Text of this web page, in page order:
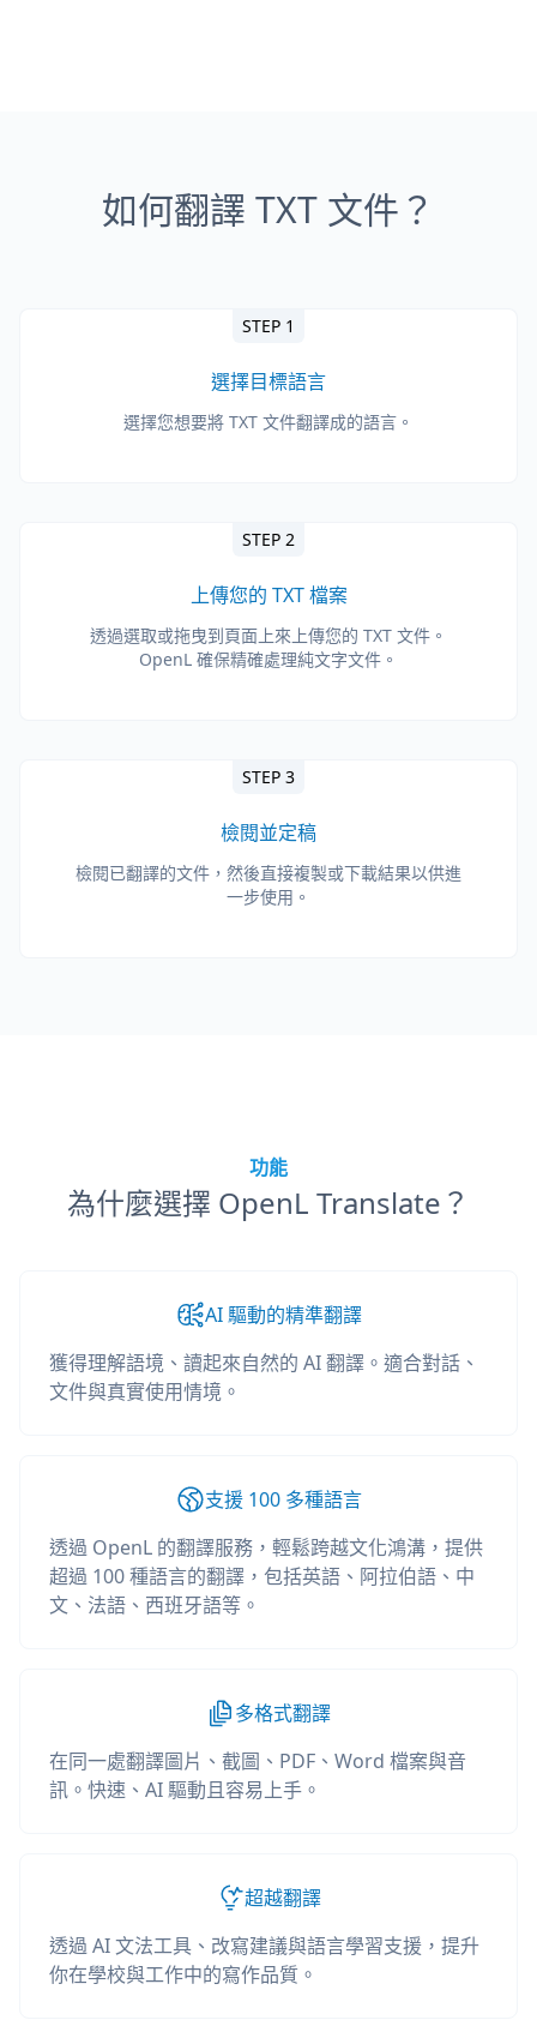
如何翻譯 TXT 文件？
STEP 1
選擇目標語言
選擇您想要將 TXT 文件翻譯成的語言。
STEP 2
上傳您的 TXT 檔案
透過選取或拖曳到頁面上來上傳您的 TXT 文件。
OpenL 確保精確處理純文字文件。
STEP 3
檢閱並定稿
檢閱已翻譯的文件，然後直接複製或下載結果以供進
一步使用。
功能
為什麼選擇 OpenL Translate？
AI 驅動的精準翻譯
獲得理解語境、讀起來自然的 AI 翻譯。適合對話、
文件與真實使用情境。
支援 100 多種語言
透過 OpenL 的翻譯服務，輕鬆跨越文化鴻溝，提供
超過 100 種語言的翻譯，包括英語、阿拉伯語、中
文、法語、西班牙語等。
多格式翻譯
在同一處翻譯圖片、截圖、PDF、Word 檔案與音
訊。快速、AI 驅動且容易上手。
超越翻譯
透過 AI 文法工具、改寫建議與語言學習支援，提升
你在學校與工作中的寫作品質。